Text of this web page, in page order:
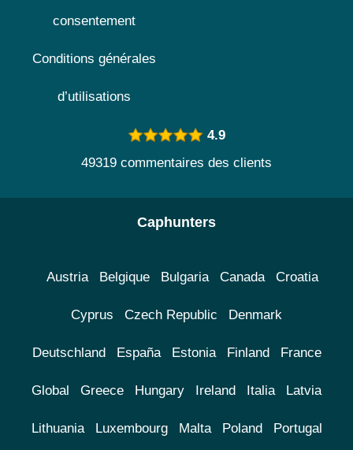
consentement
Conditions générales
d’utilisations
4.9
49319 commentaires des clients
Caphunters
Austria Belgique Bulgaria Canada Croatia
Cyprus Czech Republic Denmark
Deutschland España Estonia Finland France
Global Greece Hungary Ireland Italia Latvia
Lithuania Luxembourg Malta Poland Portugal